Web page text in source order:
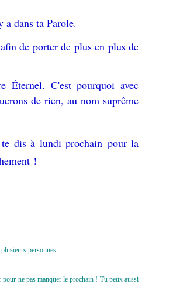
a dans ta Parole.
de porter de plus en plus de
Éternel. C'est pourquoi avec
de rien, au nom suprême
te dis à lundi prochain pour la
!
personnes.
ne pas manquer le prochain ! Tu peux aussi